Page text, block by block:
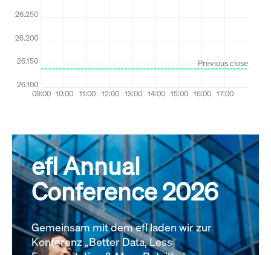
efl Annual
Conference 2026
Gemeinsam mit dem efl laden wir zur
Konferenz „Better Data, Less